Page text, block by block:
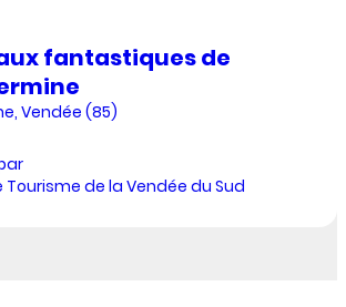
fantastiques de
Vendée (85)
de la Vendée du Sud